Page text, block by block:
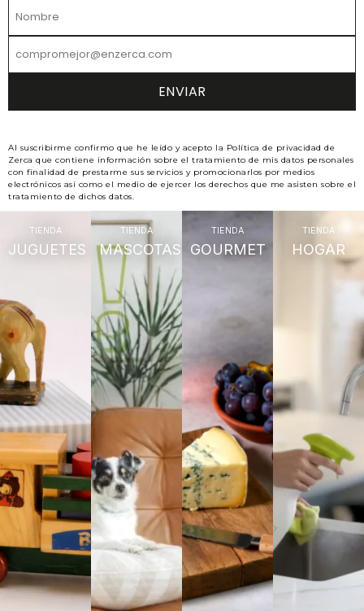
Al suscribirme confirmo que he leído y acepto la Política de privacidad de
Zerca que contiene información sobre el tratamiento de mis datos personales
con finalidad de prestarme sus servicios y promocionarlos por medios
electrónicos así como el medio de ejercer los derechos que me asisten sobre el
tratamiento de dichos datos.
TIENDA
JUGUETES
TIENDA
MASCOTAS
TIENDA
GOURMET
TIENDA
HOGAR